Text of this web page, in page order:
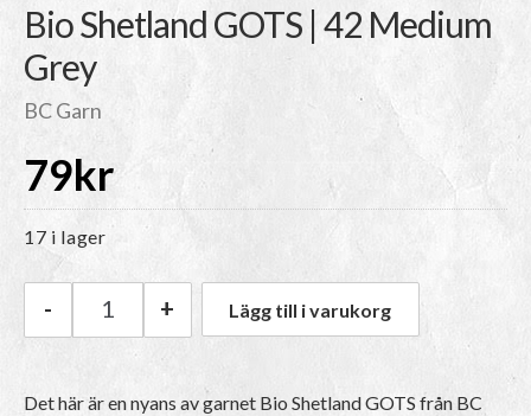
Bio Shetland GOTS | 42 Medium
Grey
BC Garn
79kr
17 i lager
BC Garn Bio Shetland GOTS | 42 Medium Grey
- + Lägg till i varukorg
Det här är en nyans av garnet Bio Shetland GOTS från BC